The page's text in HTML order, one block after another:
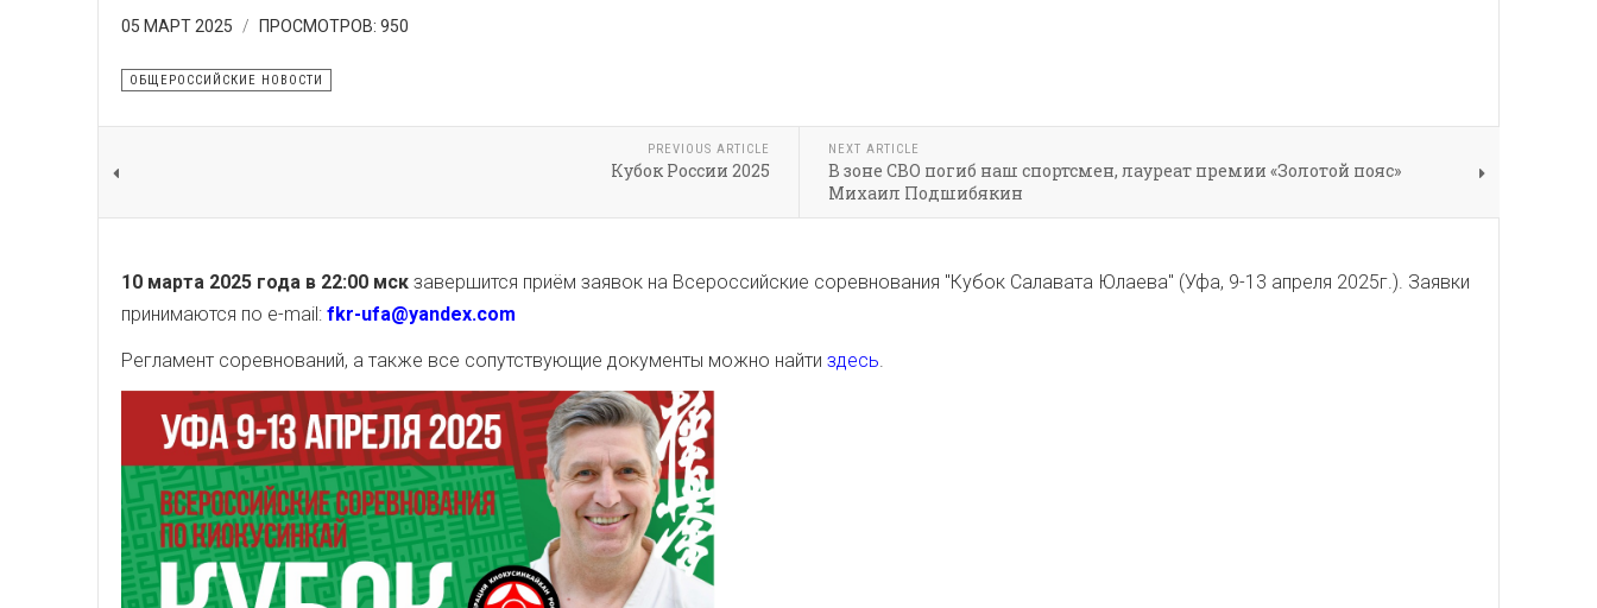
05 МАРТ 2025 ПРОСМОТРОВ: 950
ОБЩЕРОССИЙСКИЕ НОВОСТИ
PREVIOUS ARTICLE
Кубок России 2025
NEXT ARTICLE
В зоне СВО погиб наш спортсмен, лауреат премии «Золотой пояс»
Михаил Подшибякин
10 марта 2025 года в 22:00 мск завершится приём заявок на Всероссийские соревнования "Кубок Салавата Юлаева" (Уфа, 9-13 апреля 2025г.). Заявки
принимаются по e-mail: fkr-ufa@yandex.com
Регламент соревнований, а также все сопутствующие документы можно найти здесь.